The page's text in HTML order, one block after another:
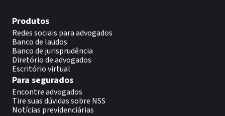
Produtos
Redes sociais para advogados
Banco de laudos
Banco de jurisprudência
Diretório de advogados
Escritório virtual
Para segurados
Encontre advogados
Tire suas dúvidas sobre NSS
Notícias previdenciárias